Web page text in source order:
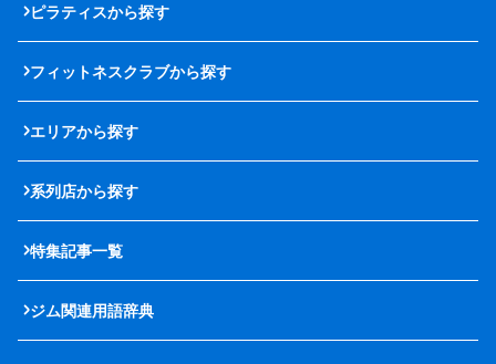
ピラティスから探す
フィットネスクラブから探す
エリアから探す
系列店から探す
特集記事一覧
ジム関連用語辞典